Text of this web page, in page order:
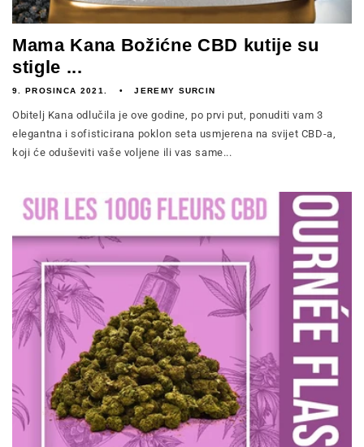
Mama Kana Božićne CBD kutije su
stigle ...
9. PROSINCA 2021. JEREMY SURCIN
Obitelj Kana odlučila je ove godine, po prvi put, ponuditi vam 3
elegantna i sofisticirana poklon seta usmjerena na svijet CBD-a,
koji će oduševiti vaše voljene ili vas same...